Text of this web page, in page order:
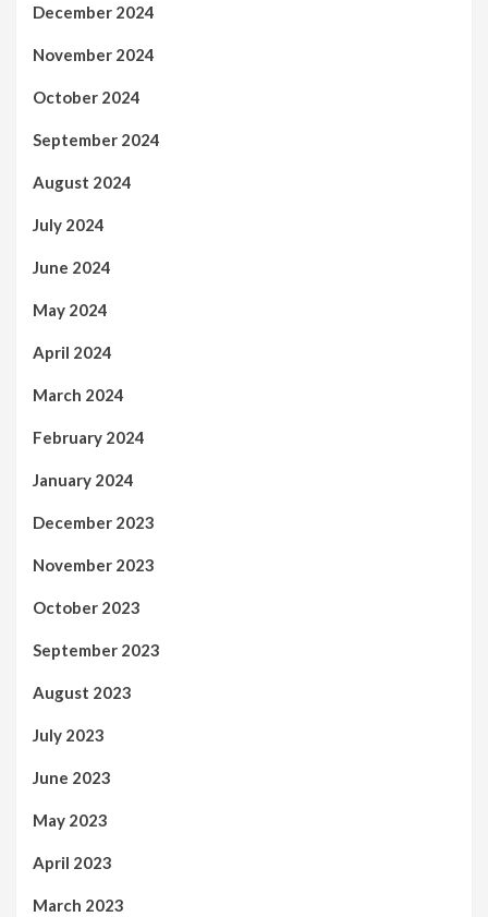
December 2024
November 2024
October 2024
September 2024
August 2024
July 2024
June 2024
May 2024
April 2024
March 2024
February 2024
January 2024
December 2023
November 2023
October 2023
September 2023
August 2023
July 2023
June 2023
May 2023
April 2023
March 2023